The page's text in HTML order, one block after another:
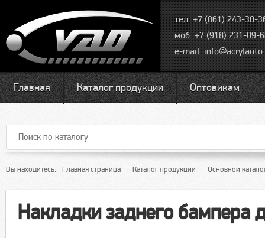
тел: +7 (861) 243-30-
моб: +7 (918) 231-09-
e-mail:
Главная Каталог продукции Оптовикам
Вы находитесь: Главная страница Каталог продукции Основной
Накладки заднего бампера